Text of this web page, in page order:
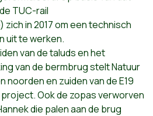
TUC-rail
in 2017 om een technisch
uit te werken.
van de taluds en het
van de bermbrug stelt Natuur
noorden en zuiden van de E19
Ook de zopas verworven
die palen aan de brug